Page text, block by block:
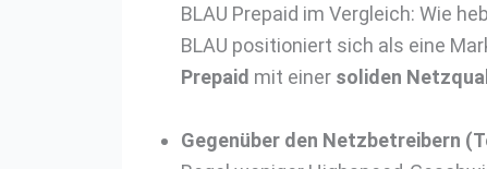
BLAU Prepaid im Vergleich: Wie
BLAU positioniert sich als eine
Prepaid mit einer soliden
Gegenüber den Netzbetreibern